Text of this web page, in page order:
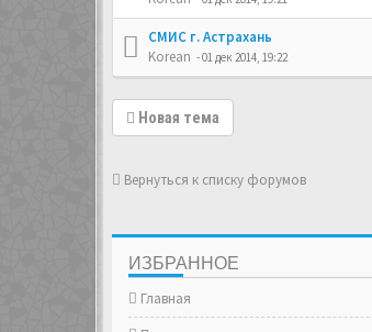
СМИС г. Астрахань
Korean - 01 дек 2014, 19:22
Новая тема
Вернуться к списку форумов
ИЗБРАННОЕ
Главная